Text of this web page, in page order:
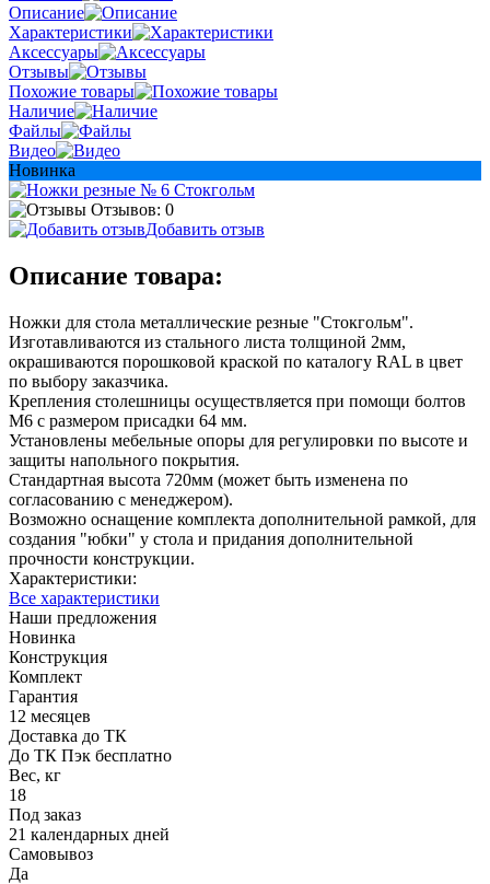
Описание
Характеристики
Аксессуары
Отзывы
Похожие товары
Наличие
Файлы
Видео
Новинка
Отзывов: 0
Добавить отзыв
Описание товара:
Ножки для стола металлические резные "Стокгольм".
Изготавливаются из стального листа толщиной 2мм,
окрашиваются порошковой краской по каталогу RAL в цвет
по выбору заказчика.
Крепления столешницы осуществляется при помощи болтов
М6 с размером присадки 64 мм.
Установлены мебельные опоры для регулировки по высоте и
защиты напольного покрытия.
Стандартная высота 720мм (может быть изменена по
согласованию с менеджером).
Возможно оснащение комплекта дополнительной рамкой, для
создания "юбки" у стола и придания дополнительной
прочности конструкции.
Характеристики:
Все характеристики
Наши предложения
Новинка
Конструкция
Комплект
Гарантия
12 месяцев
Доставка до ТК
До ТК Пэк бесплатно
Вес, кг
18
Под заказ
21 календарных дней
Самовывоз
Да